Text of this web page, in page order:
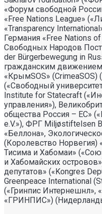
«Форум свободной
«Free Nations League»
«Transparеncy
Германия «Free Nations
Свободных Народов
der Bürgerbewegung in
гражданским
«КрымSOS» (CrimeaSOS)
(«Свободный
Institute for Statecraft
управления»),
общества Россия – ЕС»
e.V.»), ФРГ Miljøstiftelsen
«Беллона»,
(Королевство Норвегия)
Тисима и Хабомаи»
и Хабомайских
депутатов» («Kongres
Greenpeace International
(«Гринпис Интернешнл»,
«ГРИНПИС»)